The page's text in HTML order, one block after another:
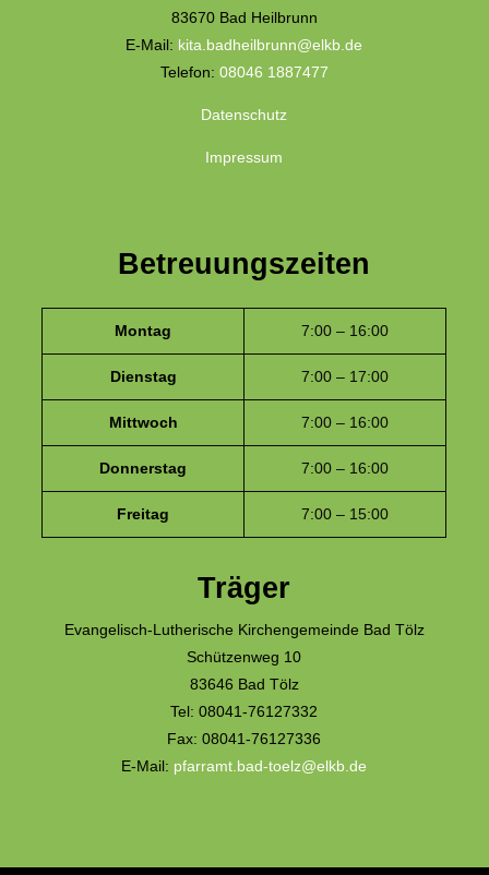
83670 Bad Heilbrunn
E-Mail: kita.badheilbrunn@elkb.de
Telefon: 08046 1887477
Datenschutz
Impressum
Betreuungszeiten
Montag 7:00 – 16:00
Dienstag 7:00 – 17:00
Mittwoch 7:00 – 16:00
Donnerstag 7:00 – 16:00
Freitag 7:00 – 15:00
Träger
Evangelisch-Lutherische Kirchengemeinde Bad Tölz
Schützenweg 10
83646 Bad Tölz
Tel: 08041-76127332
Fax: 08041-76127336
E-Mail: pfarramt.bad-toelz@elkb.de